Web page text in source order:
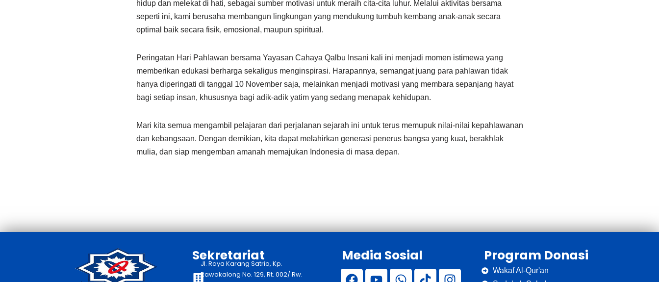
hidup dan melekat di hati, sebagai sumber motivasi untuk meraih cita-cita luhur. Melalui aktivitas bersama
seperti ini, kami berusaha membangun lingkungan yang mendukung tumbuh kembang anak-anak secara
optimal baik secara fisik, emosional, maupun spiritual.
Peringatan Hari Pahlawan bersama Yayasan Cahaya Qalbu Insani kali ini menjadi momen istimewa yang
memberikan edukasi berharga sekaligus menginspirasi. Harapannya, semangat juang para pahlawan tidak
hanya diperingati di tanggal 10 November saja, melainkan menjadi motivasi yang membara sepanjang hayat
bagi setiap insan, khususnya bagi adik-adik yatim yang sedang menapak kehidupan.
Mari kita semua mengambil pelajaran dari perjalanan sejarah ini untuk terus memupuk nilai-nilai kepahlawanan
dan kebangsaan. Dengan demikian, kita dapat melahirkan generasi penerus bangsa yang kuat, berakhlak
mulia, dan siap mengemban amanah memajukan Indonesia di masa depan.
Sekretariat
Jl. Raya Karang Satria, Kp.
Rawakalong No. 129, Rt. 002/ Rw.
Media Sosial Program Donasi
Wakaf Al-Qur'an